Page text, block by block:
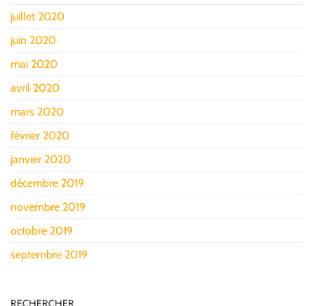
juillet 2020
juin 2020
mai 2020
avril 2020
mars 2020
février 2020
janvier 2020
décembre 2019
novembre 2019
octobre 2019
septembre 2019
RECHERCHER